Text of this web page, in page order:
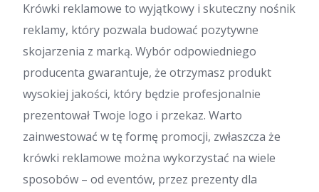
Krówki reklamowe to wyjątkowy i skuteczny nośnik
reklamy, który pozwala budować pozytywne
skojarzenia z marką. Wybór odpowiedniego
producenta gwarantuje, że otrzymasz produkt
wysokiej jakości, który będzie profesjonalnie
prezentował Twoje logo i przekaz. Warto
zainwestować w tę formę promocji, zwłaszcza że
krówki reklamowe można wykorzystać na wiele
sposobów – od eventów, przez prezenty dla